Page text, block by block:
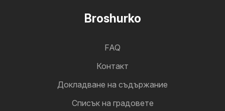
Broshurko
FAQ
Контакт
Докладване на съдържание
Cписък на градовете